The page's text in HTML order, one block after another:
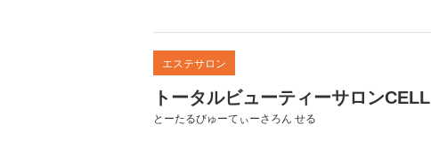
エステサロン
トータルビューティーサロンCELL
とーたるびゅーてぃーさろん せる